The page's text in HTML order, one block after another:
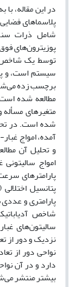
در این مقاله،
پلاسماهای
شامل ذرات
پوزیترون‌های
توسط یک شاخص
سیستم است، و
برچسب زده
مطالعه شده
متغیرهای
شده است. در
آمده، امواج
و تحلیل آن
امواج
پارامترهای
پتانسیل
پارامتری و
شاخص
سالیتون‌های
نزدیک و دور از
نواحی دور از
دارد و در آن
بیشتر منتشر